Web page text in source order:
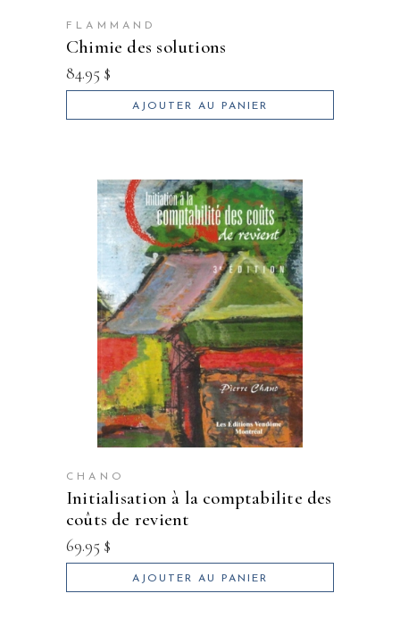
FLAMMAND
chimie des solutions
84.95 $
AJOUTER AU PANIER
CHANO
initialisation à la comptabilite des
coûts de revient
69.95 $
AJOUTER AU PANIER